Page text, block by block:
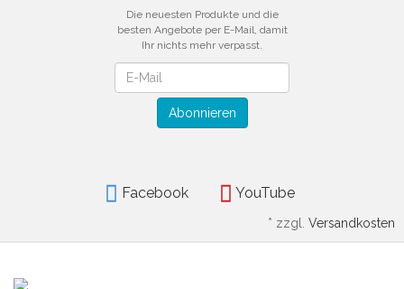
Die neuesten Produkte und die
besten Angebote per E-Mail, damit
Ihr nichts mehr verpasst.
Abonnieren
Facebook YouTube
* zzgl. Versandkosten